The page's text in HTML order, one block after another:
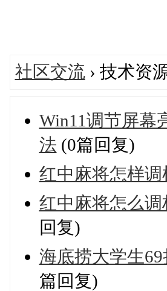
社区交流› 技术资
Win11调节屏幕
法 (0篇回复)
红中麻将怎样
红中麻将怎么
回复)
海底捞大学生
篇回复)